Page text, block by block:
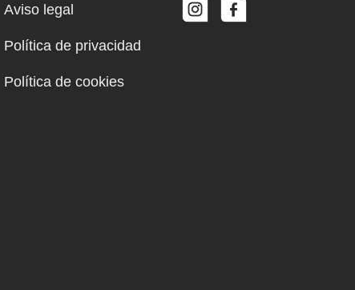
Aviso legal
Política de privacidad
Política de cookies